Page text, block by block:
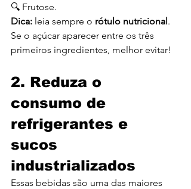
🔍 Frutose.
Dica: leia sempre o rótulo nutricional.
Se o açúcar aparecer entre os três
primeiros ingredientes, melhor evitar!
2. Reduza o
consumo de
refrigerantes e
sucos
industrializados
Essas bebidas são uma das maiores